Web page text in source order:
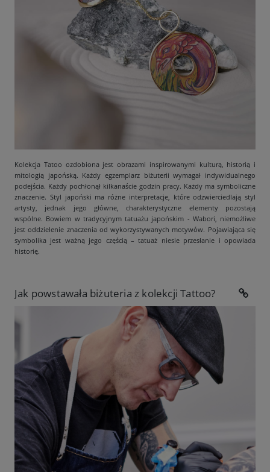
Kolekcja Tatoo ozdobiona jest obrazami inspirowanymi kulturą, historią i
mitologią japońską. Każdy egzemplarz biżuterii wymagał indywidualnego
podejścia. Każdy pochłonął kilkanaście godzin pracy. Każdy ma symboliczne
znaczenie. Styl japoński ma różne interpretacje, które odzwierciedlają styl
artysty, jednak jego główne, charakterystyczne elementy pozostają
wspólne. Bowiem w tradycyjnym tatuażu japońskim - Wabori, niemożliwe
jest oddzielenie znaczenia od wykorzystywanych motywów. Pojawiająca się
symbolika jest ważną jego częścią – tatuaż niesie przesłanie i opowiada
historię.
Jak powstawała biżuteria z kolekcji Tattoo?